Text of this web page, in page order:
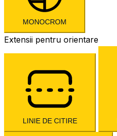
MONOCROM
Extensii pentru orientare
LINIE DE CITIRE